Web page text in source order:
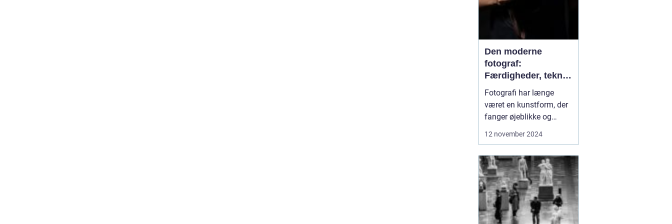
Den moderne
fotograf:
Færdigheder, teknik
og kreativitet
Fotografi har længe
været en kunstform, der
fanger øjeblikke og
fastholder minder. I dag,
afgørende rolle i en
verden styret af billeder.
Fra den klassiske
portrætter til den
moderne influencer-
12 november 2024